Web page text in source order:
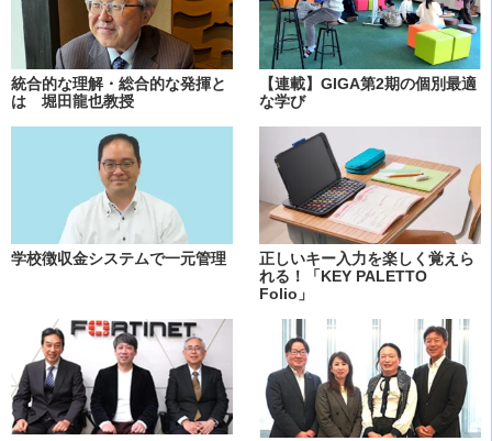
統合的な理解・総合的な発揮と
は 堀田龍也教授
【連載】GIGA第2期の個別最適
な学び
学校徴収金システムで一元管理
正しいキー入力を楽しく覚えら
れる！「KEY PALETTO
Folio」